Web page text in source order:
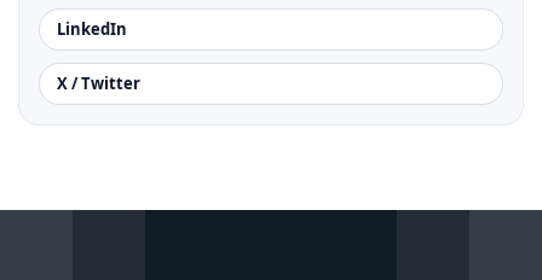
LinkedIn
X / Twitter